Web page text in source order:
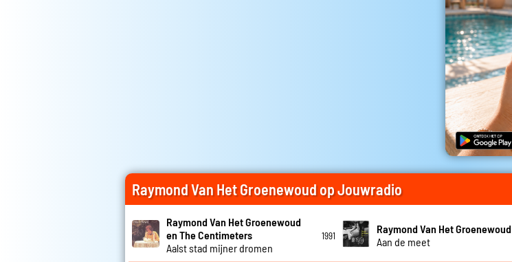
Raymond Van Het Groenewoud op Jouwradio
Raymond Van Het Groenewoud
en The Centimeters
Aalst stad mijner dromen
1991
Raymond Van Het Groenewoud
Aan de meet